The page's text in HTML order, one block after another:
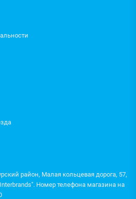
район, Малая кольцевая дорога, 57,
Номер телефона магазина на